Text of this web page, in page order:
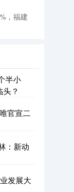
，福建
半小
？
官宣二
：新动
发展大